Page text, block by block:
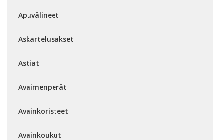
Apuvälineet
Askartelusakset
Astiat
Avaimenperät
Avainkoristeet
Avainkoukut